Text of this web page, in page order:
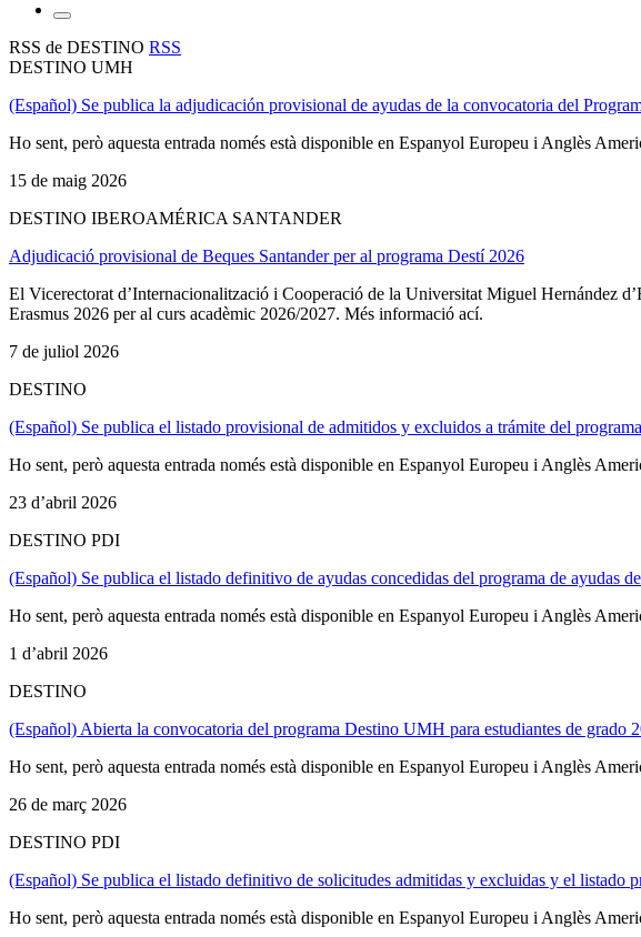
RSS de DESTINO RSS
DESTINO UMH
(Español) Se publica la adjudicación provisional de ayudas de la convocatoria del
Ho sent, però aquesta entrada només està disponible en Espanyol Europeu i Anglès
15 de maig 2026
DESTINO IBEROAMÉRICA SANTANDER
Adjudicació provisional de Beques Santander per al programa Destí 2026
El Vicerectorat d’Internacionalització i Cooperació de la Universitat Miguel Hernández
Erasmus 2026 per al curs acadèmic 2026/2027. Més informació ací.
7 de juliol 2026
DESTINO
(Español) Se publica el listado provisional de admitidos y excluidos a trámite del
Ho sent, però aquesta entrada només està disponible en Espanyol Europeu i Anglès
23 d’abril 2026
DESTINO PDI
(Español) Se publica el listado definitivo de ayudas concedidas del programa de
Ho sent, però aquesta entrada només està disponible en Espanyol Europeu i Anglès
1 d’abril 2026
DESTINO
(Español) Abierta la convocatoria del programa Destino UMH para estudiantes de grado
Ho sent, però aquesta entrada només està disponible en Espanyol Europeu i Anglès
26 de març 2026
DESTINO PDI
(Español) Se publica el listado definitivo de solicitudes admitidas y excluidas y el listado
Ho sent, però aquesta entrada només està disponible en Espanyol Europeu i Anglès